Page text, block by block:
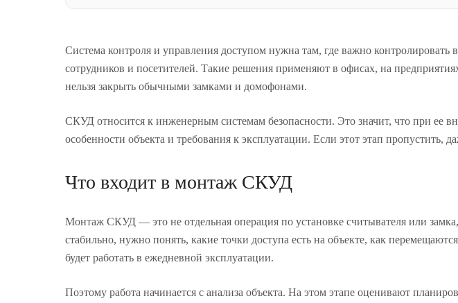
Система контроля и управления доступом нужна там, где важно контролировать
сотрудников и посетителей. Такие решения применяют в офисах, на
нельзя закрыть обычными замками и домофонами.
СКУД относится к инженерным системам безопасности. Это значит, что при ее
особенности объекта и требования к эксплуатации. Если этот этап пропустить,
Что входит в монтаж СКУД
Монтаж СКУД — это не отдельная операция по установке считывателя или
стабильно, нужно понять, какие точки доступа есть на объекте, как
будет работать в ежедневной эксплуатации.
Поэтому работа начинается с анализа объекта. На этом этапе оценивают